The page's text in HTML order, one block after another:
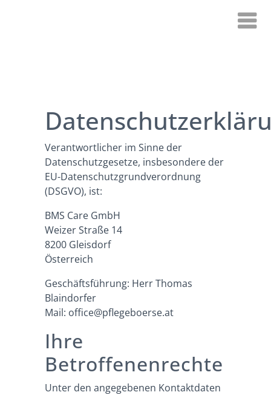
Verantwortlicher im Sinne der
Datenschutzgesetze, insbesondere der
EU-Datenschutzgrundverordnung
(DSGVO), ist:
BMS Care GmbH
Weizer Straße 14
8200 Gleisdorf
Österreich
Geschäftsführung: Herr Thomas
Blaindorfer
Mail: office@pflegeboerse.at
Ihre
Betroffenenrechte
Unter den angegebenen Kontaktdaten